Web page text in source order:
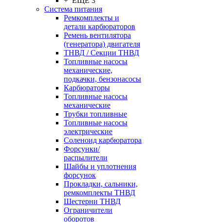
Система питания
Ремкомплекты и
детали карбюраторов
Ремень вентилятора
(генератора) двигателя
ТНВД / Секции ТНВД
Топливные насосы
механические,
подкачки, бензонасосы
Карбюраторы
Топливные насосы
механические
Трубки топливные
Топливные насосы
электрические
Соленоид карбюратора
Форсунки/
распылители
Шайбы и уплотнения
форсунок
Прокладки, сальники,
ремкомплекты ТНВД
Шестерни ТНВД
Ограничители
оборотов